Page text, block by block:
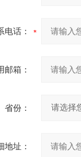
电话：
邮箱：
省份：
地址：